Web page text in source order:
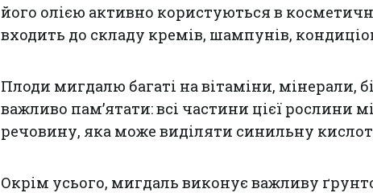
його олією активно користуються в
входить до складу кремів, шампунів,
Плоди мигдалю багаті на вітаміни, мінерали,
важливо пам’ятати: всі частини цієї рослини
речовину, яка може виділяти синильну
Окрім усього, мигдаль виконує важливу